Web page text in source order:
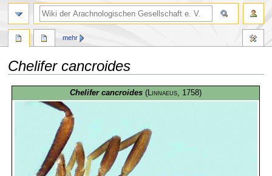
Chelifer cancroides
Navigation
Suche
Chelifer cancroides ( Linnaeus , 1758)
mehr